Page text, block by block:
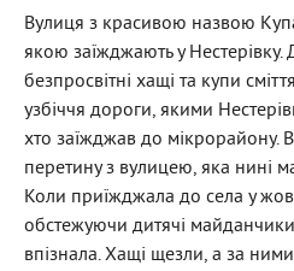
Вулиця з красивою назвою
якою заїжджають у Нестерівку.
безпросвітні хащі та купи
узбіччя дороги, якими
хто заїжджав до мікрорайону.
перетину з вулицею, яка нині
Коли приїжджала до села у
обстежуючи дитячі
впізнала. Хащі щезли, а за